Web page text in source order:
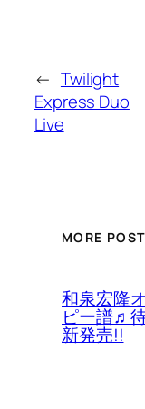
← Twilight
Express Duo
Live
MORE
和泉宏隆
ピー譜♬
新発売!!